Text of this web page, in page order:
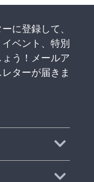
に登録して、
ベント、特別
う！メールア
ターが届きま